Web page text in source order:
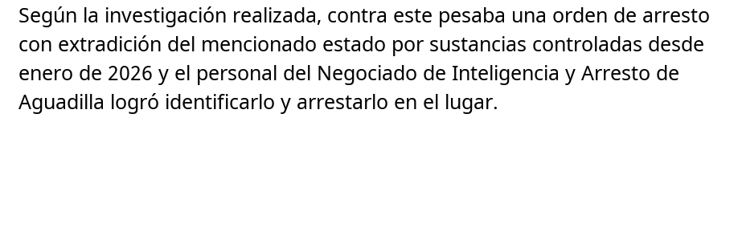
Según la investigación realizada, contra este pesaba una orden de arresto
con extradición del mencionado estado por sustancias controladas desde
enero de 2026 y el personal del Negociado de Inteligencia y Arresto de
Aguadilla logró identificarlo y arrestarlo en el lugar.